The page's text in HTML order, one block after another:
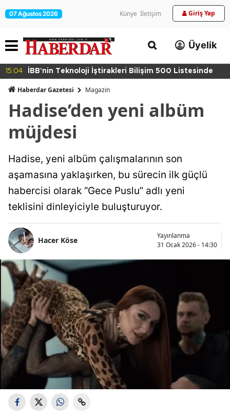
07 Ağustos 2026 Künye İletişim Giriş Yap
Üyelik
15:04 İBB'nin Teknoloji İştirakleri Bilişim 500 Listesinde
Haberdar Gazetesi Magazin
Hadise’den yeni albüm
müjdesi
Hadise, yeni albüm çalışmalarının son
aşamasına yaklaşırken, bu sürecin ilk güçlü
habercisi olarak “Gece Puslu” adlı yeni
teklisini dinleyiciyle buluşturuyor.
Hacer Köse
Yayınlanma
31 Ocak 2026 - 14:30